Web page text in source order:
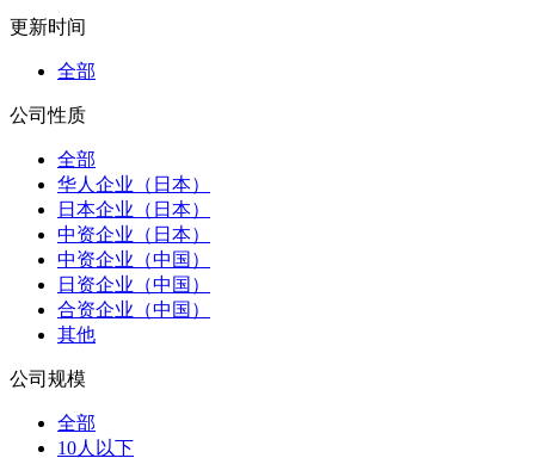
更新时间
全部
公司性质
全部
华人企业（日本）
日本企业（日本）
中资企业（日本）
中资企业（中国）
日资企业（中国）
合资企业（中国）
其他
公司规模
全部
10人以下